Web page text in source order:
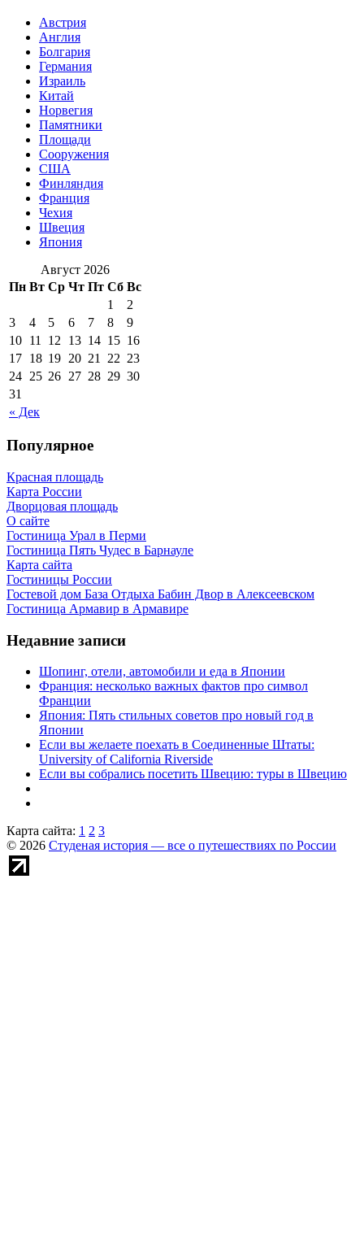
Австрия
Англия
Болгария
Германия
Израиль
Китай
Норвегия
Памятники
Площади
Сооружения
США
Финляндия
Франция
Чехия
Швеция
Япония
Август 2026
Пн Вт Ср Чт Пт Сб Вс
« Дек
1
2
3
4 5 6 7 8
9
10 11 12 13 14 15 16
17 18 19 20 21 22 23
24 25 26 27 28 29 30
31
Популярное
Красная площадь
Карта России
Дворцовая площадь
О сайте
Гостиница Урал в Перми
Гостиница Пять Чудес в Барнауле
Карта сайта
Гостиницы России
Гостевой дом База Отдыха Бабин Двор в Алексеевском
Гостиница Армавир в Армавире
Недавние записи
Шопинг, отели, автомобили и еда в Японии
Франция: несколько важных фактов про символ
Франции
Япония: Пять стильных советов про новый год в
Японии
Если вы желаете поехать в Соединенные Штаты:
University of California Riverside
Если вы собрались посетить Швецию: туры в Швецию
Карта сайта: 1 2 3
© 2026 Студеная история — все о путешествиях по России